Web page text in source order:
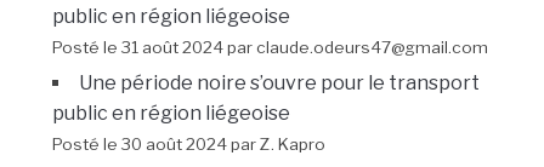
public en région liégeoise
Posté le 31 août 2024 par claude.odeurs47@gmail.com
Une période noire s’ouvre pour le transport
public en région liégeoise
Posté le 30 août 2024 par Z. Kapro